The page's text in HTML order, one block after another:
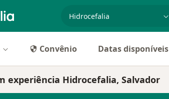
Convênio Datas disponíveis
experiência Hidrocefalia, Salvador